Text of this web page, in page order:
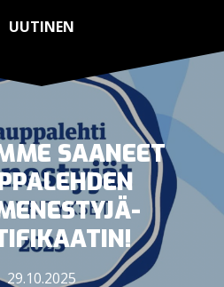
UUTINEN
SAANEET
29.10.2025